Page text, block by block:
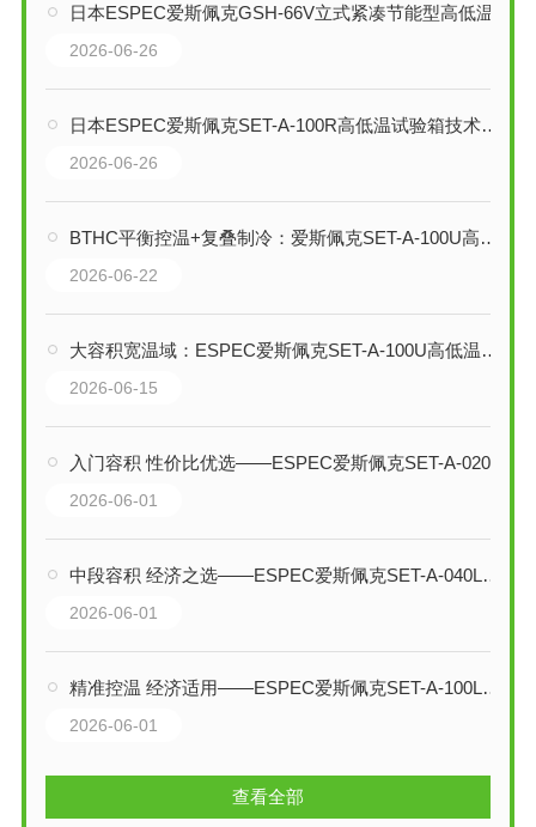
日本ESPEC爱斯佩克GSH-66V立式紧凑节能型高低温试验箱技术解析
2026-06-26
日本ESPEC爱斯佩克SET-A-100R高低温试验箱技术解析
2026-06-26
BTHC平衡控温+复叠制冷：爱斯佩克SET-A-100U高低温试验箱全维技术剖析
2026-06-22
大容积宽温域：ESPEC爱斯佩克SET-A-100U高低温试验箱技术全解析
2026-06-15
入门容积 性价比优选——ESPEC爱斯佩克SET-A-020L高低温试验箱技术解析
2026-06-01
中段容积 经济之选——ESPEC爱斯佩克SET-A-040L高低温试验箱技术解析
2026-06-01
精准控温 经济适用——ESPEC爱斯佩克SET-A-100L高低温试验箱技术解析
2026-06-01
查看全部